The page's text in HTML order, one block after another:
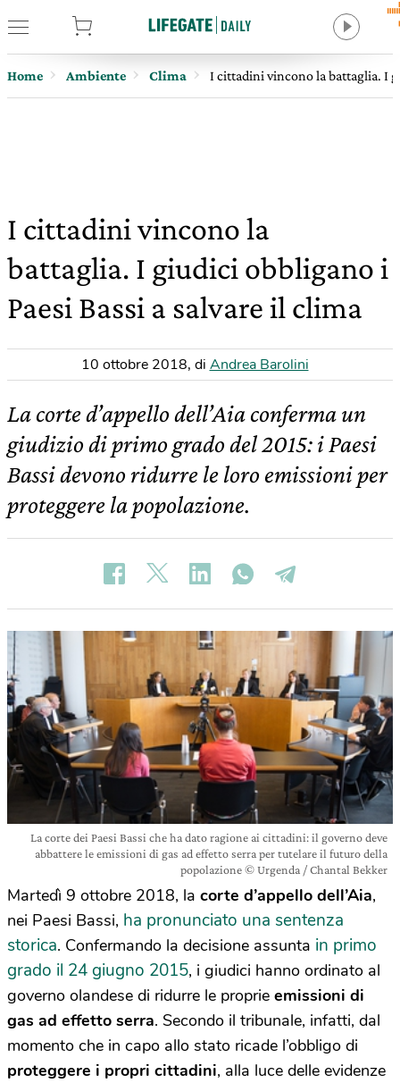
Home Ambiente Clima I cittadini vincono la battaglia. I
I cittadini vincono la
battaglia. I giudici obbligano i
Paesi Bassi a salvare il clima
10 ottobre 2018, di Andrea Barolini
La corte d’appello dell’Aia conferma un
giudizio di primo grado del 2015: i Paesi
Bassi devono ridurre le loro emissioni per
proteggere la popolazione.
La corte dei Paesi Bassi che ha dato ragione ai cittadini: il governo deve
abbattere le emissioni di gas ad effetto serra per tutelare il futuro della
popolazione © Urgenda / Chantal Bekker
Martedì 9 ottobre 2018, la corte d’appello dell’Aia,
nei Paesi Bassi, ha pronunciato una sentenza
storica. Confermando la decisione assunta in primo
grado il 24 giugno 2015, i giudici hanno ordinato al
governo olandese di ridurre le proprie emissioni di
gas ad effetto serra. Secondo il tribunale, infatti, dal
momento che in capo allo stato ricade l’obbligo di
proteggere i propri cittadini, alla luce delle evidenze